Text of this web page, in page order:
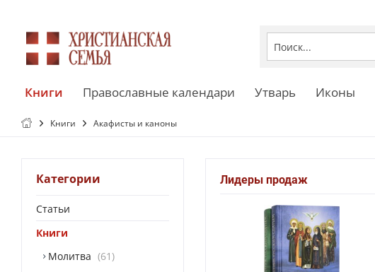
Книги Православные календари Утварь Иконы
Книги Акафисты и каноны
Категории
Статьи
Книги
Молитва
61
Лидеры продаж